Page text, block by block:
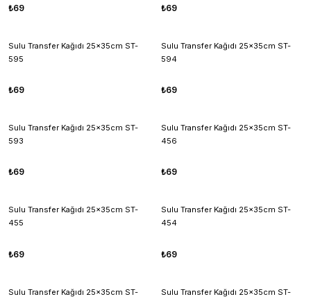
₺69 ₺69
Sulu Transfer Kağıdı 25x35cm ST-
595
₺69
Sulu Transfer Kağıdı 25x35cm ST-
594
₺69
Sulu Transfer Kağıdı 25x35cm ST-
593
₺69
Sulu Transfer Kağıdı 25x35cm ST-
456
₺69
Sulu Transfer Kağıdı 25x35cm ST-
455
₺69
Sulu Transfer Kağıdı 25x35cm ST-
454
₺69
Sulu Transfer Kağıdı 25x35cm ST-
Sulu Transfer Kağıdı 25x35cm ST-